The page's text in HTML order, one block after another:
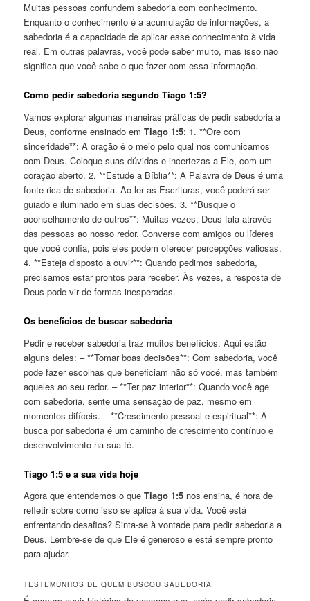
Muitas pessoas confundem sabedoria com conhecimento.
Enquanto o conhecimento é a acumulação de informações, a
sabedoria é a capacidade de aplicar esse conhecimento à vida
real. Em outras palavras, você pode saber muito, mas isso não
significa que você sabe o que fazer com essa informação.
Como pedir sabedoria segundo Tiago 1:5?
Vamos explorar algumas maneiras práticas de pedir sabedoria a
Deus, conforme ensinado emTiago 1:5: 1. **Ore com
sinceridade**: A oração é o meio pelo qual nos comunicamos
com Deus. Coloque suas dúvidas e incertezas a Ele, com um
coração aberto. 2. **Estude a Bíblia**: A Palavra de Deus é uma
fonte rica de sabedoria. Ao ler as Escrituras, você poderá ser
guiado e iluminado em suas decisões. 3. **Busque o
aconselhamento de outros**: Muitas vezes, Deus fala através
das pessoas ao nosso redor. Converse com amigos ou líderes
que você confia, pois eles podem oferecer percepções valiosas.
4. **Esteja disposto a ouvir**: Quando pedimos sabedoria,
precisamos estar prontos para receber. Às vezes, a resposta de
Deus pode vir de formas inesperadas.
Os benefícios de buscar sabedoria
Pedir e receber sabedoria traz muitos benefícios. Aqui estão
alguns deles: – **Tomar boas decisões**: Com sabedoria, você
pode fazer escolhas que beneficiam não só você, mas também
aqueles ao seu redor. – **Ter paz interior**: Quando você age
com sabedoria, sente uma sensação de paz, mesmo em
momentos difíceis. – **Crescimento pessoal e espiritual**: A
busca por sabedoria é um caminho de crescimento contínuo e
desenvolvimento na sua fé.
Tiago 1:5 e a sua vida hoje
Agora que entendemos o queTiago 1:5 nos ensina, é hora de
refletir sobre como isso se aplica à sua vida. Você está
enfrentando desafios? Sinta-se à vontade para pedir sabedoria a
Deus. Lembre-se de que Ele é generoso e está sempre pronto
para ajudar.
TESTEMUNHOS DE QUEM BUSCOU SABEDORIA